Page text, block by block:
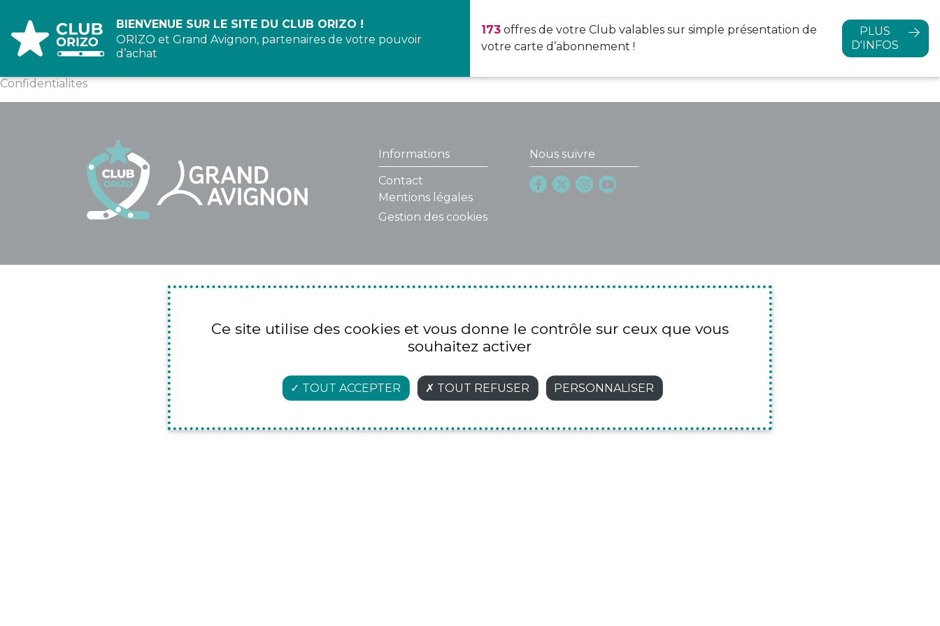
BIENVENUE SUR LE SITE DU CLUB ORIZO !
ORIZO et Grand Avignon, partenaires de votre pouvoir
d’achat
173 offres de votre Club valables sur simple présentation de
votre carte d’abonnement !
PLUS
D'INFOS
Confidentialites
Informations
Contact
Mentions légales
Gestion des cookies
Nous suivre
Ce site utilise des cookies et vous donne le contrôle sur ceux que vous
souhaitez activer
TOUT ACCEPTER TOUT REFUSER PERSONNALISER